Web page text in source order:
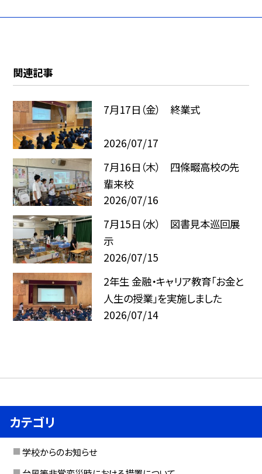
関連記事
7月17日（金） 終業式
2026/07/17
7月16日（木） 四條畷高校の先
輩来校
2026/07/16
7月15日（水） 図書見本巡回展
示
2026/07/15
2年生 金融・キャリア教育「お金と
人生の授業」を実施しました
2026/07/14
カテゴリ
学校からのお知らせ